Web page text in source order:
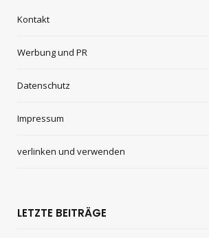
Kontakt
Werbung und PR
Datenschutz
Impressum
verlinken und verwenden
LETZTE BEITRÄGE